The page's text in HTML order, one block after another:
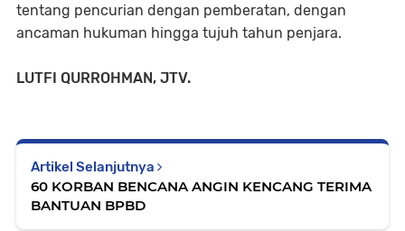
tentang pencurian dengan pemberatan, dengan
ancaman hukuman hingga tujuh tahun penjara.
LUTFI QURROHMAN, JTV.
Artikel Selanjutnya
60 KORBAN BENCANA ANGIN KENCANG TERIMA
BANTUAN BPBD